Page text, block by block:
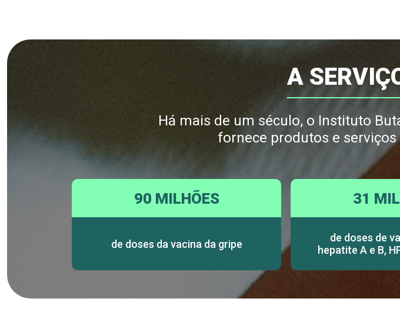
A
Há mais de um século, o Instituto
fornece produtos e
90 MILHÕES
de doses da vacina da gripe
31
de doses de
hepatite A e B,